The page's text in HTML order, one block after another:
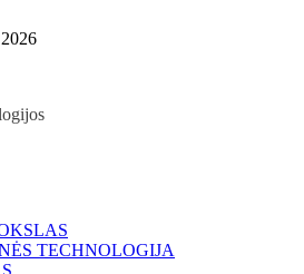
TECHNOLOGIJA